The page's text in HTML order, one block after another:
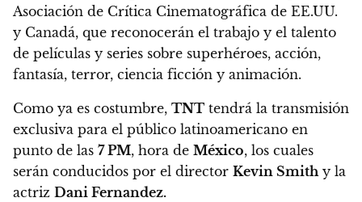
Asociación de Crítica Cinematográfica de EE.UU.
y Canadá, que reconocerán el trabajo y el talento
de películas y series sobre superhéroes, acción,
fantasía, terror, ciencia ficción y animación.
Como ya es costumbre, TNT tendrá la transmisión
exclusiva para el público latinoamericano en
punto de las 7 PM, hora de México, los cuales
serán conducidos por el director Kevin Smithy la
actriz Dani Fernandez.